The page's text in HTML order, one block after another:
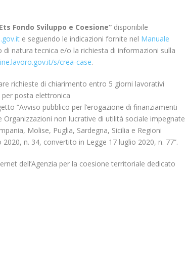
Fondo Sviluppo e Coesione” disponibile
e seguendo le indicazioni fornite nel Manuale
di natura tecnica e/o la richiesta di informazioni sulla
s/crea-case.
richieste di chiarimento entro 5 giorni lavorativi
per posta elettronica
“Avviso pubblico per l’erogazione di finanziamenti
non lucrative di utilità sociale impegnate
Molise, Puglia, Sardegna, Sicilia e Regioni
n. 34, convertito in Legge 17 luglio 2020, n. 77”.
dell’Agenzia per la coesione territoriale dedicato